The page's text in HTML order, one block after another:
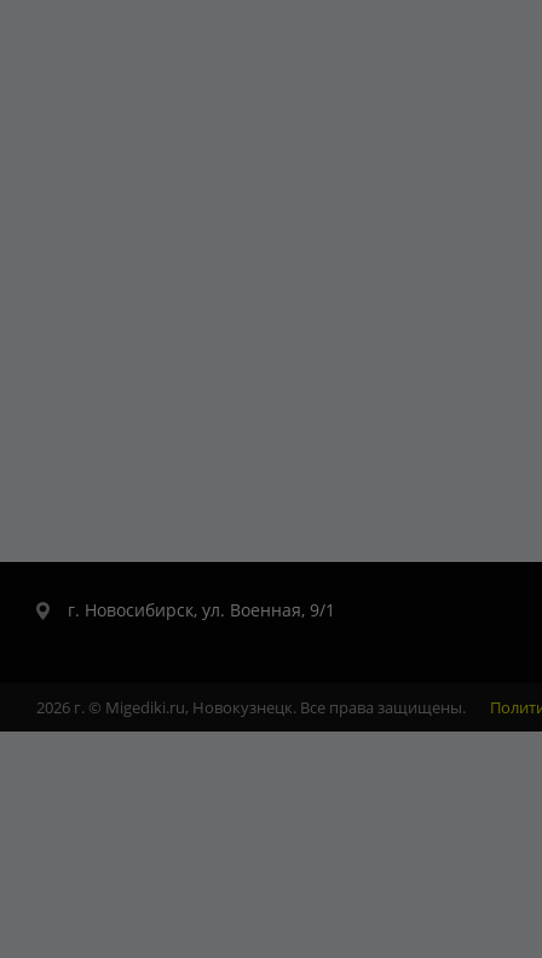
г. Новосибирск, ул. Военная, 9/1
2026 г. © Migediki.ru, Новокузнецк. Все права защищены.